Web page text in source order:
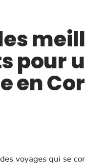
pour
en
voyages qui se